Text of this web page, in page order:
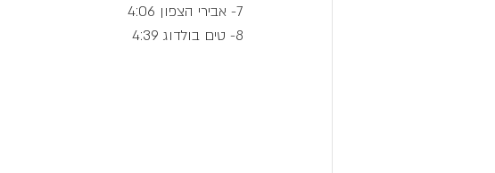
7- אבירי הצפון 4:06
8- טים בולדוג 4:39